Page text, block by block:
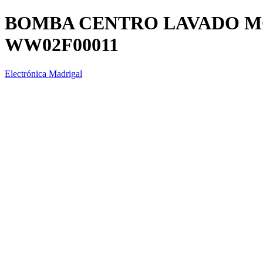
BOMBA CENTRO LAVADO
WW02F00011
Electrónica Madrigal